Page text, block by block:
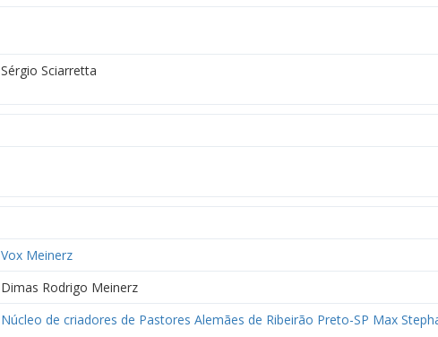
Sérgio Sciarretta
Vox Meinerz
Dimas Rodrigo Meinerz
Núcleo de criadores de Pastores Alemães de Ribeirão Preto-SP Max